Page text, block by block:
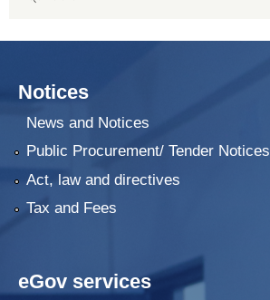
Notices
News and Notices
Public Procurement/ Tender Notices
Act, law and directives
Tax and Fees
eGov services